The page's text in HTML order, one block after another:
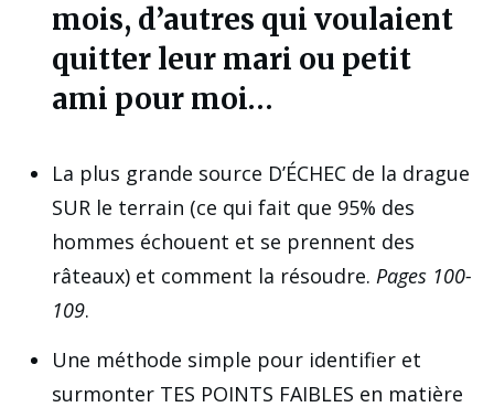
mois, d’autres qui voulaient
quitter leur mari ou petit
ami pour moi…
La plus grande source D’ÉCHEC de la drague
SUR le terrain (ce qui fait que 95% des
hommes échouent et se prennent des
râteaux) et comment la résoudre. Pages 100-
109.
Une méthode simple pour identifier et
surmonter TES POINTS FAIBLES en matière